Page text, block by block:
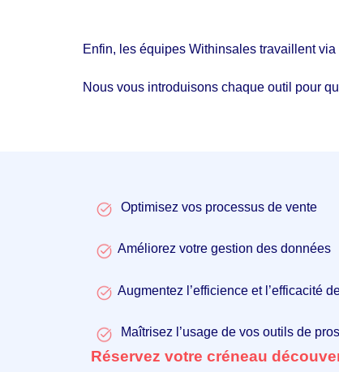
Enfin, les équipes Withinsales travaillent via
Nous vous introduisons chaque outil pour
Optimisez vos processus de vente
Améliorez votre gestion des données
Augmentez l’efficience et l’efficacité
Maîtrisez l’usage de vos outils de
Réservez votre créneau